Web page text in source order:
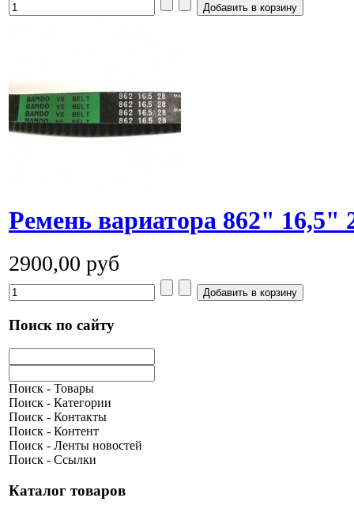
Ремень вариатора 862" 16,5"
2900,00 руб
Поиск по сайту
Поиск - Товары
Поиск - Категории
Поиск - Контакты
Поиск - Контент
Поиск - Ленты новостей
Поиск - Ссылки
Каталог товаров